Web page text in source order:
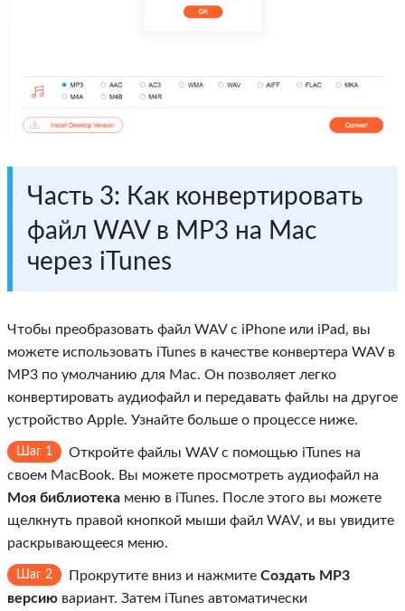
Часть 3: Как конвертировать
файл WAV в MP3 на Mac
через iTunes
Чтобы преобразовать файл WAV с iPhone или iPad, вы
можете использовать iTunes в качестве конвертера WAV в
MP3 по умолчанию для Mac. Он позволяет легко
конвертировать аудиофайл и передавать файлы на другое
устройство Apple. Узнайте больше о процессе ниже.
Шаг 1
Откройте файлы WAV с помощью iTunes на
своем MacBook. Вы можете просмотреть аудиофайл на
Моя библиотека меню в iTunes. После этого вы можете
щелкнуть правой кнопкой мыши файл WAV, и вы увидите
раскрывающееся меню.
Шаг 2 Прокрутите вниз и нажмите Создать MP3
версию вариант. Затем iTunes автоматически